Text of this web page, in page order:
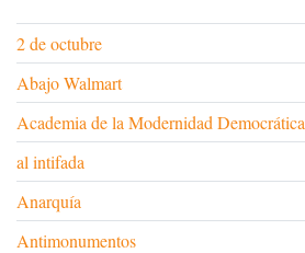
2 de octubre
Abajo Walmart
Academia de la Modernidad Democrática
al intifada
Anarquía
Antimonumentos